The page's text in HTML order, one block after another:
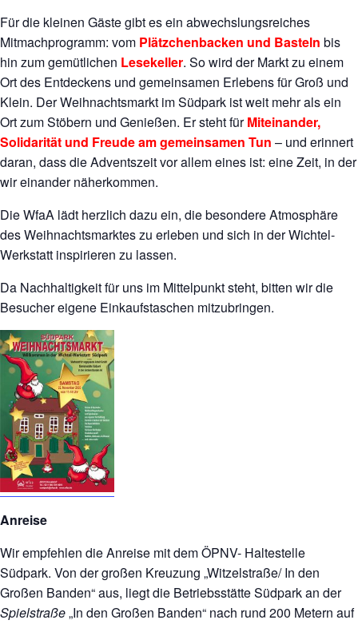
Für die kleinen Gäste gibt es ein abwechslungsreiches
Mitmachprogramm: vom Plätzchenbacken und Basteln bis
hin zum gemütlichen Lesekeller. So wird der Markt zu einem
Ort des Entdeckens und gemeinsamen Erlebens für Groß und
Klein. Der Weihnachtsmarkt im Südpark ist weit mehr als ein
Ort zum Stöbern und Genießen. Er steht für Miteinander,
Solidarität und Freude am gemeinsamen Tun – und erinnert
daran, dass die Adventszeit vor allem eines ist: eine Zeit, in der
wir einander näherkommen.
Die WfaA lädt herzlich dazu ein, die besondere Atmosphäre
des Weihnachtsmarktes zu erleben und sich in der Wichtel-
Werkstatt inspirieren zu lassen.
Da Nachhaltigkeit für uns im Mittelpunkt steht, bitten wir die
Besucher eigene Einkaufstaschen mitzubringen.
Anreise
Wir empfehlen die Anreise mit dem ÖPNV- Haltestelle
Südpark. Von der großen Kreuzung „Witzelstraße/ In den
Großen Banden“ aus, liegt die Betriebsstätte Südpark an der
Spielstraße„In den Großen Banden“ nach rund 200 Metern auf